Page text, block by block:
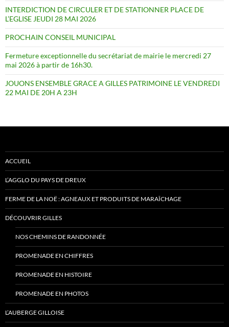
INTERDICTION DE CIRCULER ET DE STATIONNER PLACE DE
L’EGLISE JEUDI 28 MAI 2026
PROCHAIN CONSEIL MUNICIPAL
Fermeture exceptionnelle du secrétariat de mairie le mercredi 27
mai 2026 à partir de 16h30.
JOUONS ENSEMBLE GRACE A GILLES PATRIMOINE LE VENDREDI
22 MAI DE 20H A 23H
ACCUEIL
L’AGGLO DU PAYS DE DREUX
FERME DE LA NOË : AGNEAUX ET PRODUITS DE MARAÎCHAGE
DÉCOUVRIR GILLES
NOS CHEMINS DE RANDONNÉE
PROMENADE EN CHIFFRES
PROMENADE EN HISTOIRE
PROMENADE EN PHOTOS
L’AUBERGE GILLOISE